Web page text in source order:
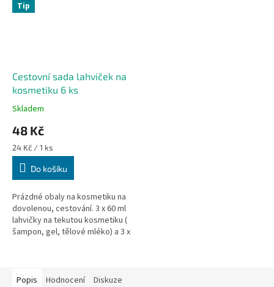
Tip
Cestovní sada lahviček na
kosmetiku 6 ks
Skladem
48 Kč
Měrná
cena:
24 Kč / 1 ks
Do košíku
Prázdné obaly na kosmetiku na
dovolenou, cestování. 3 x 60 ml
lahvičky na tekutou kosmetiku (
šampon, gel, tělové mléko) a 3 x
Popis Hodnocení Diskuze